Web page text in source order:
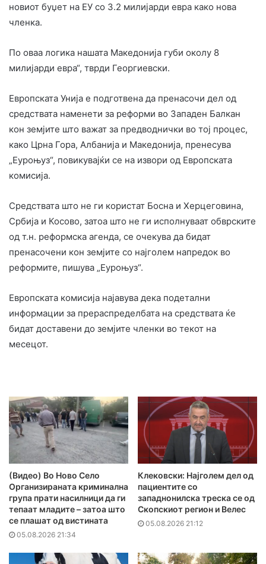
новиот буџет на ЕУ со 3.2 милијарди евра како нова
членка.
По оваа логика нашата Македонија губи околу 8
милијарди евра“, тврди Георгиевски.
Европската Унија е подготвена да пренасочи дел од
средствата наменети за реформи во Западен Балкан
кон земјите што важат за предводнички во тој процес,
како Црна Гора, Албанија и Македонија, пренесува
„Еуроњуз“, повикувајќи се на извори од Европската
комисија.
Средствата што не ги користат Босна и Херцеговина,
Србија и Косово, затоа што не ги исполнуваат обврските
од т.н. реформска агенда, се очекува да бидат
пренасочени кон земјите со најголем напредок во
реформите, пишува „Еуроњуз“.
Европската комисија најавува дека подетални
информации за прераспределбата на средствата ќе
бидат доставени до земјите членки во текот на
месецот.
(Видео) Во Ново Село
Организираната криминална
група прати насилници да ги
тепаат младите – затоа што
се плашат од вистината
05.08.2026 21:34
Клековски: Најголем дел од
пациентите сo
западнонилска треска се од
Скопскиот регион и Велес
05.08.2026 21:12